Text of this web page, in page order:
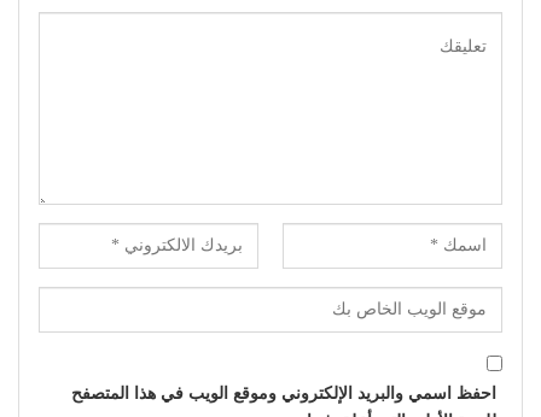
احفظ اسمي والبريد الإلكتروني وموقع الويب في هذا المتصفح